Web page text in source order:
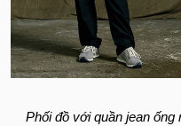
Phối đồ với quần jean